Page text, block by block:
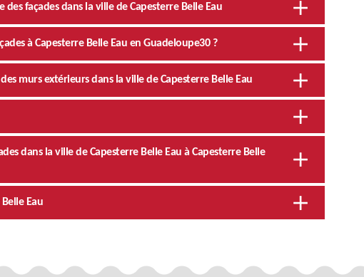
façades dans la ville de Capesterre Belle Eau
à Capesterre Belle Eau en Guadeloupe30 ?
murs extérieurs dans la ville de Capesterre Belle Eau
dans la ville de Capesterre Belle Eau à Capesterre Belle
Eau